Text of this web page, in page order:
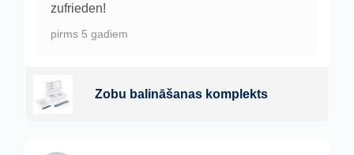
zufrieden!
pirms 5 gadiem
Zobu balināšanas komplekts